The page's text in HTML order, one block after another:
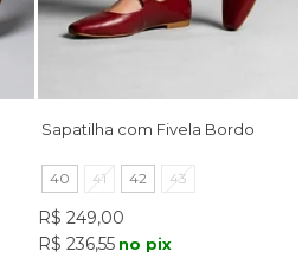
Sapatilha com Fivela Bordo
40 41 42 43
R$ 249,00
R$ 236,55 no pix